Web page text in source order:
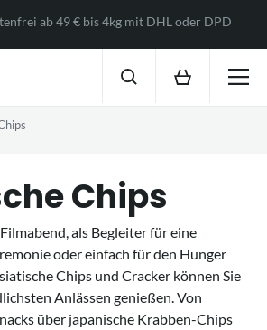
ab 49 € bis 4kg mit DHL oder DPD
Chips
als Begleiter für eine
oder einfach für den Hunger
Chips und Cracker können Sie
Anlässen genießen. Von
über japanische Krabben-Chips